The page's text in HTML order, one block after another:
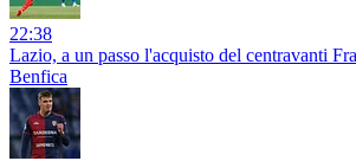
22:38
Lazio, a un passo l'acquisto del centravanti
Benfica